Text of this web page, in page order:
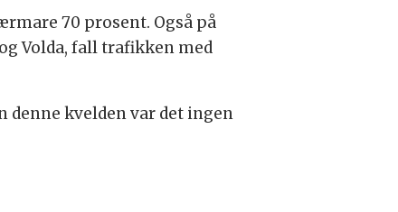
70 prosent. Også på
Volda, fall trafikken med
denne kvelden var det ingen